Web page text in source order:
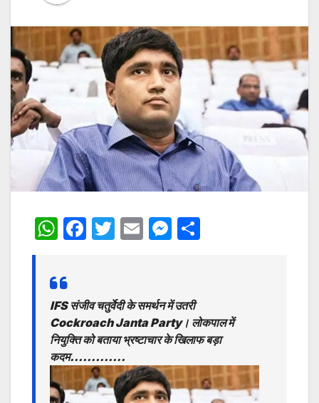
W
at
s
A
p
p
F
e
b
o
o
k
T
er
E
l
M
s
e
n
g
er
IFS संजीव चतुर्वेदी के समर्थन में उतरी
Cockroach Janta Party। लोकपाल में
नियुक्ति को बताया भ्रष्टाचार के खिलाफ बड़ा
कदम………….